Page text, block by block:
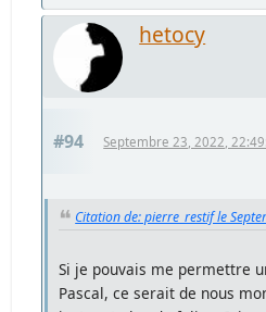
hetocy
#94 Septembre 23, 2022,
Citation de: pierre_restif le
Si je pouvais me permettre
Pascal, ce serait de nous